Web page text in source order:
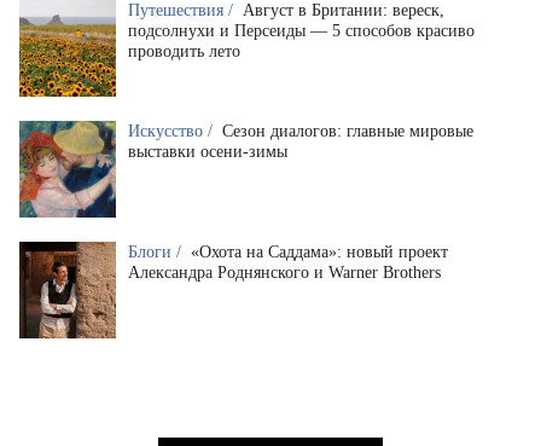
Путешествия / Август в Британии: вереск,
подсолнухи и Персеиды — 5 способов красиво
проводить лето
Искусство / Сезон диалогов: главные мировые
выставки осени-зимы
Блоги / «Охота на Саддама»: новый проект
Александра Роднянского и Warner Brothers